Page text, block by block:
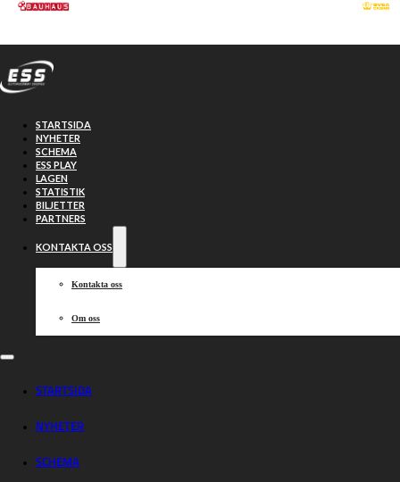
Hoppa till huvudinnehåll
STARTSIDA
NYHETER
SCHEMA
ESS PLAY
LAGEN
STATISTIK
BILJETTER
PARTNERS
KONTAKTA OSS
Kontakta oss
Om oss
STARTSIDA
NYHETER
SCHEMA
Sammanfattning:
Indianerna –
Rospiggarna